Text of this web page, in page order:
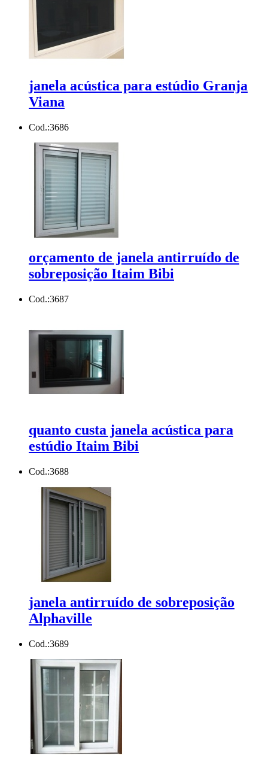
janela acústica para estúdio Granja
Viana
Cod.:3686
orçamento de janela antirruído de
sobreposição Itaim Bibi
Cod.:3687
quanto custa janela acústica para
estúdio Itaim Bibi
Cod.:3688
janela antirruído de sobreposição
Alphaville
Cod.:3689